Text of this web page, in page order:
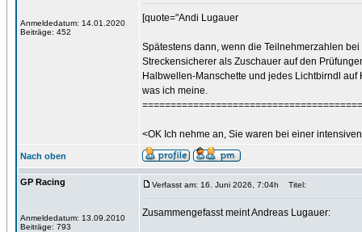
Anmeldedatum: 14.01.2020
Beiträge: 452
[quote="Andi Lugauer
Spätestens dann, wenn die Teilnehmerzahlen
Streckensicherer als Zuschauer auf den
Halbwellen-Manschette und jedes Lichtbirndl
was ich meine.
<OK Ich nehme an, Sie waren bei einer
Nach oben
GP Racing
Anmeldedatum: 13.09.2010
Beiträge: 793
Verfasst am: 16. Juni 2026, 7:04h Titel:
Zusammengefasst meint Andreas Lugauer: